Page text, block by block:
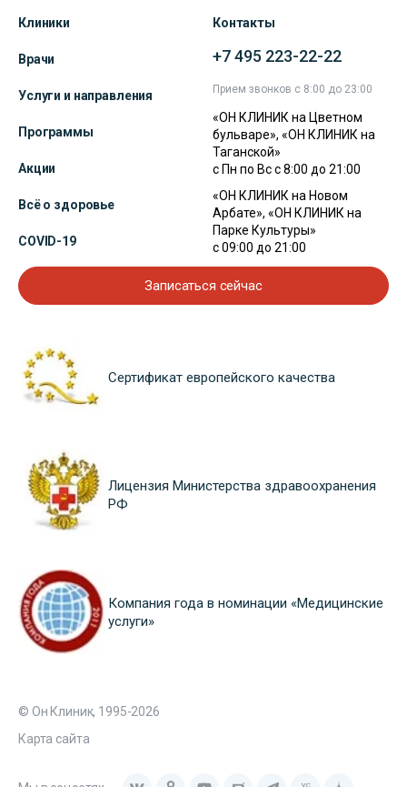
Клиники
Врачи
Услуги и направления
Программы
Акции
Всё о здоровье
COVID-19
Контакты
+7 495 223-22-22
Прием звонков с 8:00 до 23:00
«ОН КЛИНИК на Цветном
бульваре», «ОН КЛИНИК на
Таганской»
с Пн по Вс с 8:00 до 21:00
«ОН КЛИНИК на Новом
Арбате», «ОН КЛИНИК на
Парке Культуры»
с 09:00 до 21:00
Записаться сейчас
Сертификат европейского качества
Лицензия Министерства здравоохранения
РФ
Компания года в номинации «Медицинские
услуги»
© Он Клиник, 1995-2026
Карта сайта